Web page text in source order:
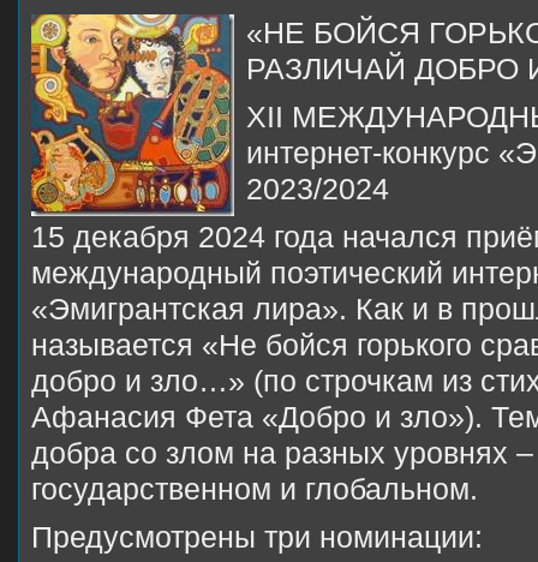
«НЕ БОЙСЯ
РАЗЛИЧАЙ ДОБРО
XII
интернет-конкурс
2023/2024
15 декабря 2024 года начался
международный поэтический
«Эмигрантская лира». Как и в
называется «Не бойся горького
добро и зло…» (по строчкам из
Афанасия Фета «Добро и зло»).
добра со злом на разных уровнях
государственном и глобальном.
Предусмотрены три номинации: